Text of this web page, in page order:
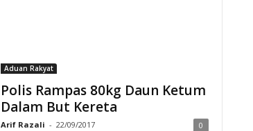
Aduan Rakyat
Polis Rampas 80kg Daun Ketum
Dalam But Kereta
Arif Razali - 22/09/2017 0